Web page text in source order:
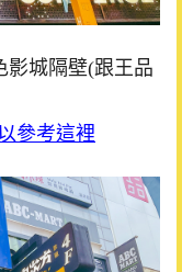
影城隔壁(跟王品
參考這裡